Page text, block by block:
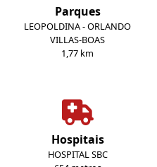
Parques
LEOPOLDINA - ORLANDO
VILLAS-BOAS
1,77 km
Hospitais
HOSPITAL SBC